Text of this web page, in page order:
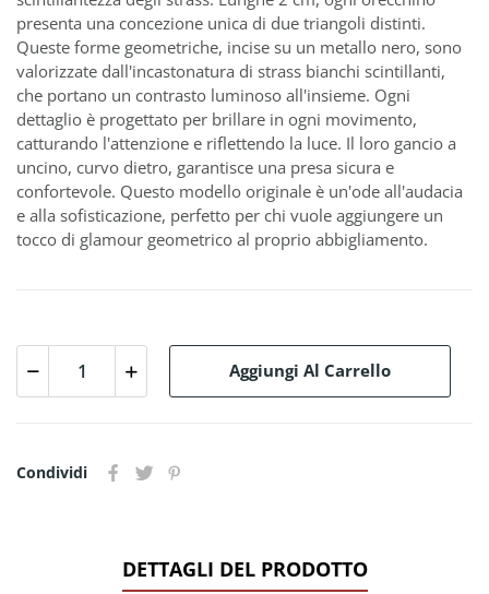
presenta una concezione unica di due triangoli distinti.
Queste forme geometriche, incise su un metallo nero, sono
valorizzate dall'incastonatura di strass bianchi scintillanti,
che portano un contrasto luminoso all'insieme. Ogni
dettaglio è progettato per brillare in ogni movimento,
catturando l'attenzione e riflettendo la luce. Il loro gancio a
uncino, curvo dietro, garantisce una presa sicura e
confortevole. Questo modello originale è un'ode all'audacia
e alla sofisticazione, perfetto per chi vuole aggiungere un
tocco di glamour geometrico al proprio abbigliamento.
Aggiungi Al Carrello
Condividi
DETTAGLI DEL PRODOTTO